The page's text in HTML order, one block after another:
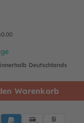
Deutschlands
Warenkorb
Klarna PayPalBlueLastschrift